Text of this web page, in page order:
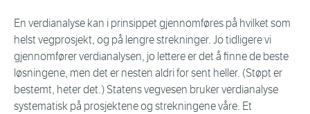
En verdianalyse kan i prinsippet gjennomføres på hvilket som
helst vegprosjekt, og på lengre strekninger. Jo tidligere vi
gjennomfører verdianalysen, jo lettere er det å finne de beste
løsningene, men det er nesten aldri for sent heller. (Støpt er
bestemt, heter det.) Statens vegvesen bruker verdianalyse
systematisk på prosjektene og strekningene våre. Et